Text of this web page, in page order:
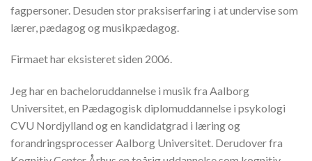
fagpersoner. Desuden stor praksiserfaring i at undervise som
lærer, pædagog og musikpædagog.
Firmaet har eksisteret siden 2006.
Jeg har en bacheloruddannelse i musik fra Aalborg
Universitet, en Pædagogisk diplomuddannelse i psykologi
CVU Nordjylland og en kandidatgrad i læring og
forandringsprocesser Aalborg Universitet. Derudover fra